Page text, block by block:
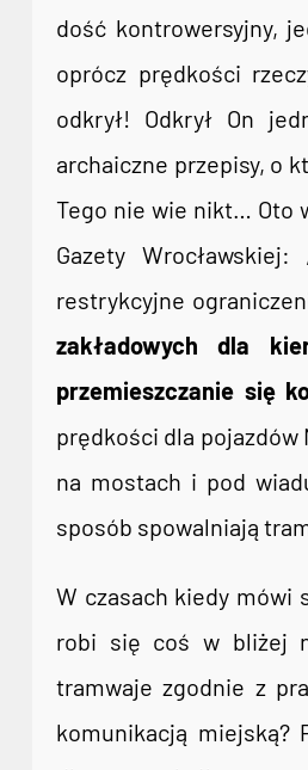
dość kontrowersyjny,
oprócz prędkości
odkrył! Odkrył On
archaiczne przepisy, o
Tego nie wie nikt… Oto
Gazety Wrocławskiej:
restrykcyjne
zakładowych dla
przemieszczanie się
prędkości dla pojazdów
na mostach i pod
sposób spowalniają
W czasach kiedy mówi
robi się coś w bliżej
tramwaje zgodnie z
komunikacją miejską?